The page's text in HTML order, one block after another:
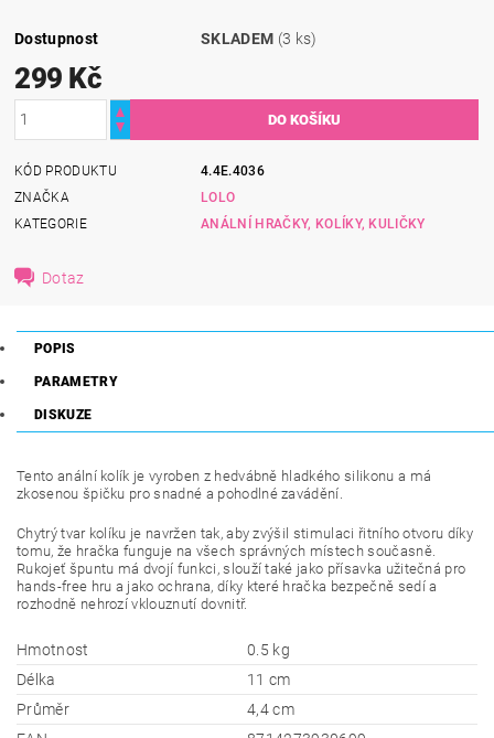
Dostupnost SKLADEM (3 ks)
299 Kč
KÓD PRODUKTU
4.4E.4036
ZNAČKA
LOLO
KATEGORIE
ANÁLNÍ HRAČKY, KOLÍKY, KULIČKY
Dotaz
POPIS
PARAMETRY
DISKUZE
Tento anální kolík je vyroben z hedvábně hladkého silikonu a má
zkosenou špičku pro snadné a pohodlné zavádění.
Chytrý tvar kolíku je navržen tak, aby zvýšil stimulaci řitního otvoru díky
tomu, že hračka funguje na všech správných místech současně.
Rukojeť špuntu má dvojí funkci, slouží také jako přísavka užitečná pro
hands-free hru a jako ochrana, díky které hračka bezpečně sedí a
rozhodně nehrozí vklouznutí dovnitř.
Hmotnost
0.5 kg
Délka
11 cm
Průměr
4,4 cm